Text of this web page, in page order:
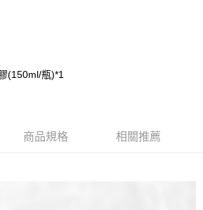
商品之後才付款」的支付方式。 讓您購物簡單
務後，再付款。
流程】
收到繳費通知簡訊。
天內，點擊此簡訊中的連結，可透過四大超商／
(150ml/瓶)*1
商品規格 相關推薦